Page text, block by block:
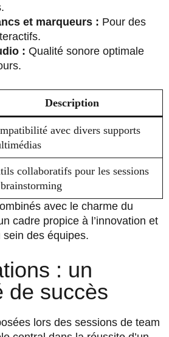
et marqueurs : Pour des
: Qualité sonore optimale
Description
avec divers supports
collaboratifs pour les sessions
avec le charme du
cadre propice à l’innovation et
des équipes.
: un
de succès
lors des sessions de team